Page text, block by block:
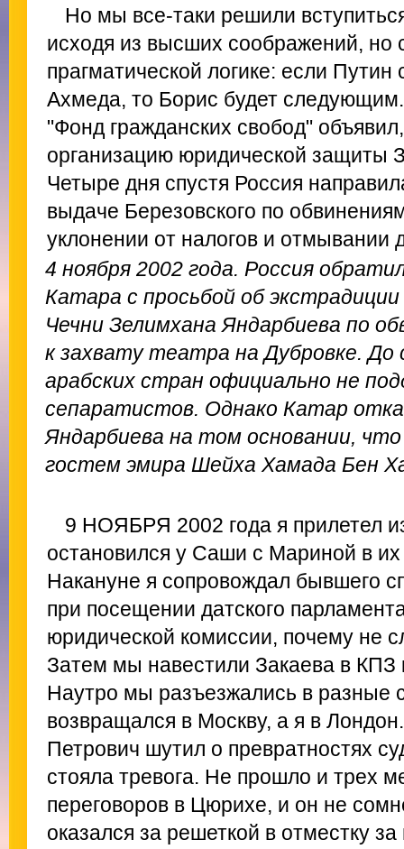
Но мы все-таки решили
исходя из высших соображений, но
прагматической логике: если Путин
Ахмеда, то Борис будет
"Фонд гражданских свобод"
организацию юридической защиты
Четыре дня спустя Россия
выдаче Березовского по
уклонении от налогов и отмывании
4 ноября 2002 года. Россия
Катара с просьбой об
Чечни Зелимхана Яндарбиева по
к захвату театра на Дубровке. До
арабских стран официально не
сепаратистов. Однако Катар
Яндарбиева на том основании,
гостем эмира Шейха Хамада Бен
9 НОЯБРЯ 2002 года я прилетел
остановился у Саши с Мариной в их
Накануне я сопровождал бывшего
при посещении датского
юридической комиссии, почему не
Затем мы навестили Закаева в КПЗ
Наутро мы разъезжались в разные
возвращался в Москву, а я в
Петрович шутил о превратностях
стояла тревога. Не прошло и трех
переговоров в Цюрихе, и он не
оказался за решеткой в отместку